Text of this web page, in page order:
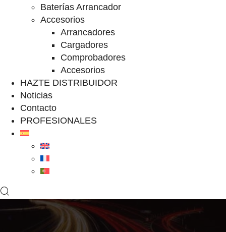
Baterías Arrancador
Accesorios
Arrancadores
Cargadores
Comprobadores
Accesorios
HAZTE DISTRIBUIDOR
Noticias
Contacto
PROFESIONALES